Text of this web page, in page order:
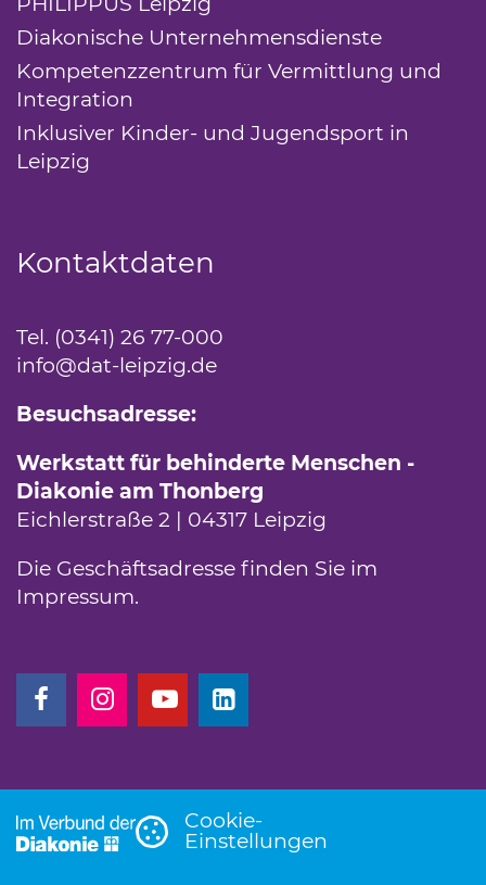
Diakonische Unternehmensdienste
Kompetenzzentrum für Vermittlung und
Integration
Inklusiver Kinder- und Jugendsport in
Leipzig
Kontaktdaten
Tel. (0341) 26 77-000
info@dat-leipzig.de
Besuchsadresse:
Werkstatt für behinderte Menschen -
Diakonie am Thonberg
Eichlerstraße 2 | 04317 Leipzig
Die Geschäftsadresse finden Sie im
Impressum.
(Link öffnet einen neuen Tab)
(Link öffnet einen neuen Tab)
(Link öffnet einen neuen Tab)
(Link öffnet einen neuen
Cookie-
Einstellungen